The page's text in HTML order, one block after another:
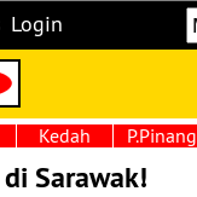
Login
Kedah P.Pinang
Sarawak!